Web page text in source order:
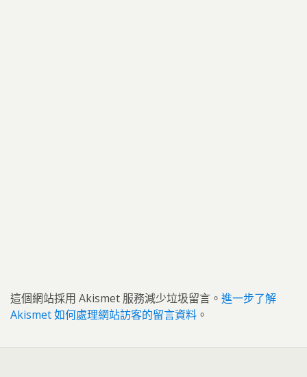
這個網站採用 Akismet 服務減少垃圾留言。 進一步了解
Akismet 如何處理網站訪客的留言資料 。